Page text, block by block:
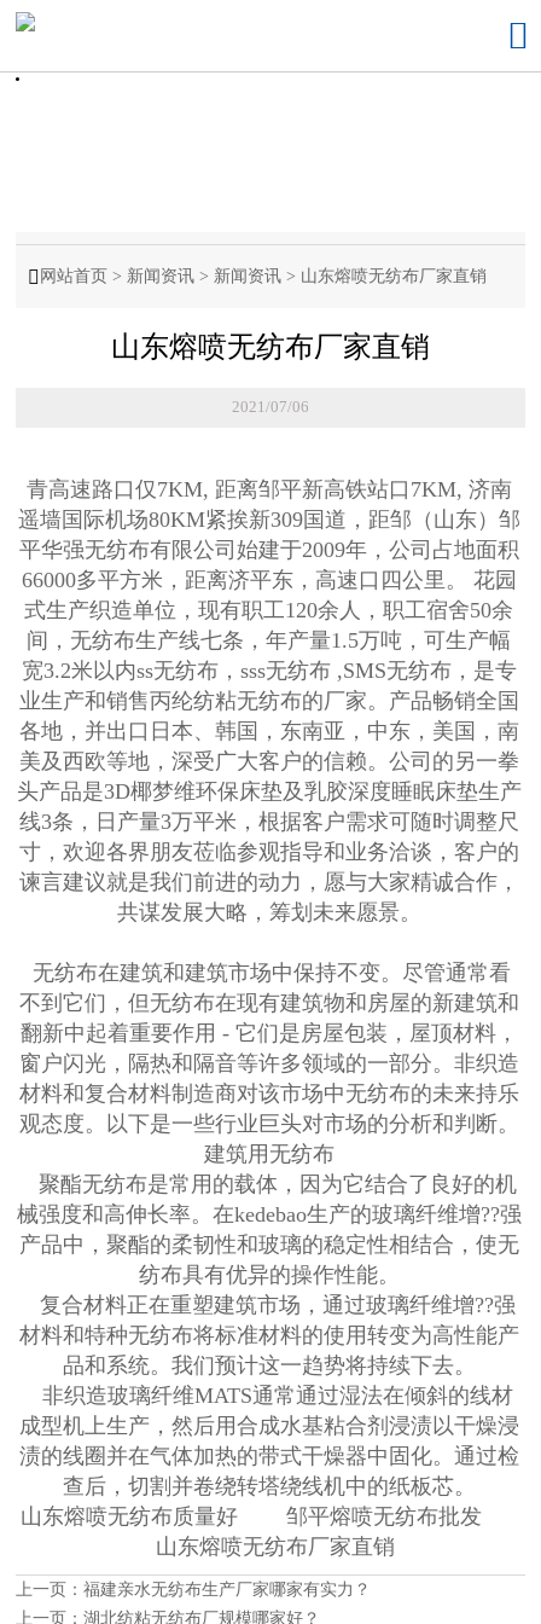

 网站首页 > 新闻资讯 > 新闻资讯 > 山东熔喷无纺布厂家直销
山东熔喷无纺布厂家直销
2021/07/06
青高速路口仅7KM, 距离邹平新高铁站口7KM, 济南
遥墙国际机场80KM紧挨新309国道，距邹（山东）邹
平华强无纺布有限公司始建于2009年，公司占地面积
66000多平方米，距离济平东，高速口四公里。 花园
式生产织造单位，现有职工120余人，职工宿舍50余
间，无纺布生产线七条，年产量1.5万吨，可生产幅
宽3.2米以内ss无纺布，sss无纺布 ,SMS无纺布，是专
业生产和销售丙纶纺粘无纺布的厂家。产品畅销全国
各地，并出口日本、韩国，东南亚，中东，美国，南
美及西欧等地，深受广大客户的信赖。公司的另一拳
头产品是3D椰梦维环保床垫及乳胶深度睡眠床垫生产
线3条，日产量3万平米，根据客户需求可随时调整尺
寸，欢迎各界朋友莅临参观指导和业务洽谈，客户的
谏言建议就是我们前进的动力，愿与大家精诚合作，
共谋发展大略，筹划未来愿景。
无纺布在建筑和建筑市场中保持不变。尽管通常看
不到它们，但无纺布在现有建筑物和房屋的新建筑和
翻新中起着重要作用 - 它们是房屋包装，屋顶材料，
窗户闪光，隔热和隔音等许多领域的一部分。非织造
材料和复合材料制造商对该市场中无纺布的未来持乐
观态度。以下是一些行业巨头对市场的分析和判断。
建筑用无纺布
聚酯无纺布是常用的载体，因为它结合了良好的机
械强度和高伸长率。在kedebao生产的玻璃纤维增??强
产品中，聚酯的柔韧性和玻璃的稳定性相结合，使无
纺布具有优异的操作性能。
复合材料正在重塑建筑市场，通过玻璃纤维增??强
材料和特种无纺布将标准材料的使用转变为高性能产
品和系统。我们预计这一趋势将持续下去。
非织造玻璃纤维MATS通常通过湿法在倾斜的线材
成型机上生产，然后用合成水基粘合剂浸渍以干燥浸
渍的线圈并在气体加热的带式干燥器中固化。通过检
查后，切割并卷绕转塔绕线机中的纸板芯。
山东熔喷无纺布质量好 邹平熔喷无纺布批发
山东熔喷无纺布厂家直销
上一页：福建亲水无纺布生产厂家哪家有实力？
上一页：湖北纺粘无纺布厂规模哪家好？